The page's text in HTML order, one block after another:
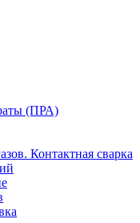
(ПРА)
Контактная сварка